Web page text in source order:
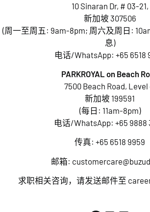
10 Sinaran Dr, # 03-21,
新加坡 307506
(周一至周五: 9am-8pm; 周六及周日:
息)
电话/WhatsApp: +65 6518
PARKROYAL on Beach
7500 Beach Road, Level
新加坡 199591
(每日: 11am-8pm)
电话/WhatsApp: +65 9888
传真: +65 6518 9959
邮箱:
求职相关咨询，请发送邮件至